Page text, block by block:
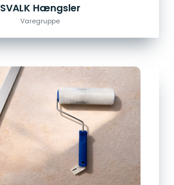
SVALK Hængsler
Varegruppe